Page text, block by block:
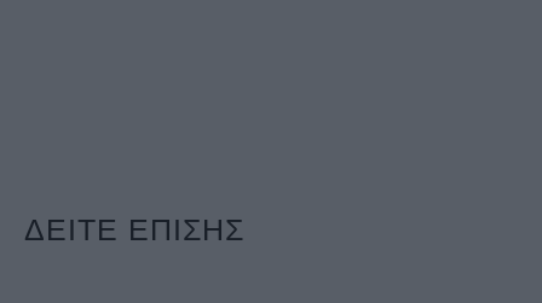
ΔΕΙΤΕ ΕΠΙΣΗΣ